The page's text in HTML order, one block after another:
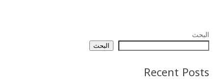
البحث
البحث
Recent Posts